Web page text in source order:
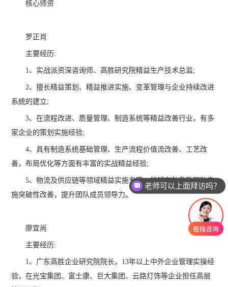
核心师资
罗正肖
主要经历:
1、实战派资深咨询师、高胜研究院精益生产技术总监;
2、擅长精益策划、精益推进实施、变革管理与企业持续改进
系统的建立;
3、在流程改进、质量管理、制造系统等精益改善行业，有多
家企业的策划实施经验;
4、具有制造系统基础管理、生产流程价值流改善、工艺改
善，布局优化等方面有丰富的实战精益经验;
5、物流及供应链等领域精益实施专家，能够有效激励团队实
施突破性改善，提升团队成员领导力。
廖宜尚
主要经历:
1、广东高胜企业研究院院长，13年以上中外企业管理实操经
验，在光宝集团、富士康、巨大集团、云路灯饰等企业担任高层
老师可以上面拜访吗？